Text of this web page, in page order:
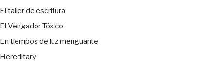
El taller de escritura
El Vengador Tóxico
En tiempos de luz menguante
Hereditary